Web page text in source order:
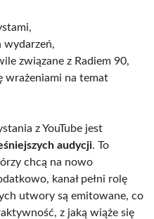
wydarzeń,
związane z Radiem 90,
wrażeniami na temat
z YouTube jest
audycji. To
chcą na nowo
kanał pełni rolę
utwory są emitowane, co
z jaką wiąże się